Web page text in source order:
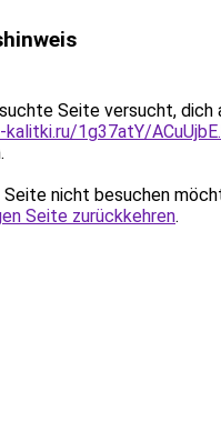
Seite versucht, dich
1g37atY/
Seite nicht besuchen
Seite zurückkehren.